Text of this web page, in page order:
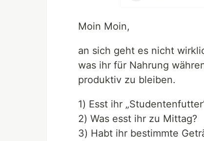
Moin Moin,
an sich geht es nicht
was ihr für Nahrung
produktiv zu bleiben.
1) Esst ihr
2) Was esst ihr zu Mittag?
3) Habt ihr bestimmte